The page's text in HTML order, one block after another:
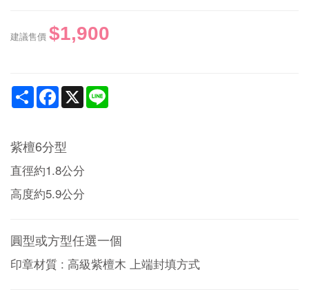
建議售價 $1,900
ShareFacebook
X
紫檀6分型
直徑約1.8公分
高度約5.9公分
圓型或方型任選一個
印章材質 : 高級紫檀木 上端封填方式